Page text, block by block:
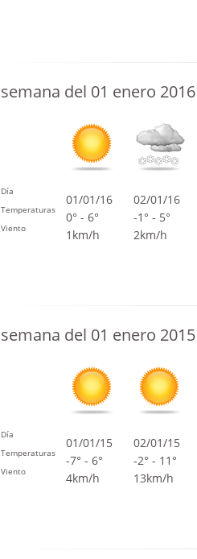
semana del 01 enero 2016
Día
Temperaturas
Viento
01/01/16
0° - 6°
1km/h
02/01/16
-1° - 5°
2km/h
semana del 01 enero 2015
Día
Temperaturas
Viento
01/01/15
-7° - 6°
4km/h
02/01/15
-2° - 11°
13km/h